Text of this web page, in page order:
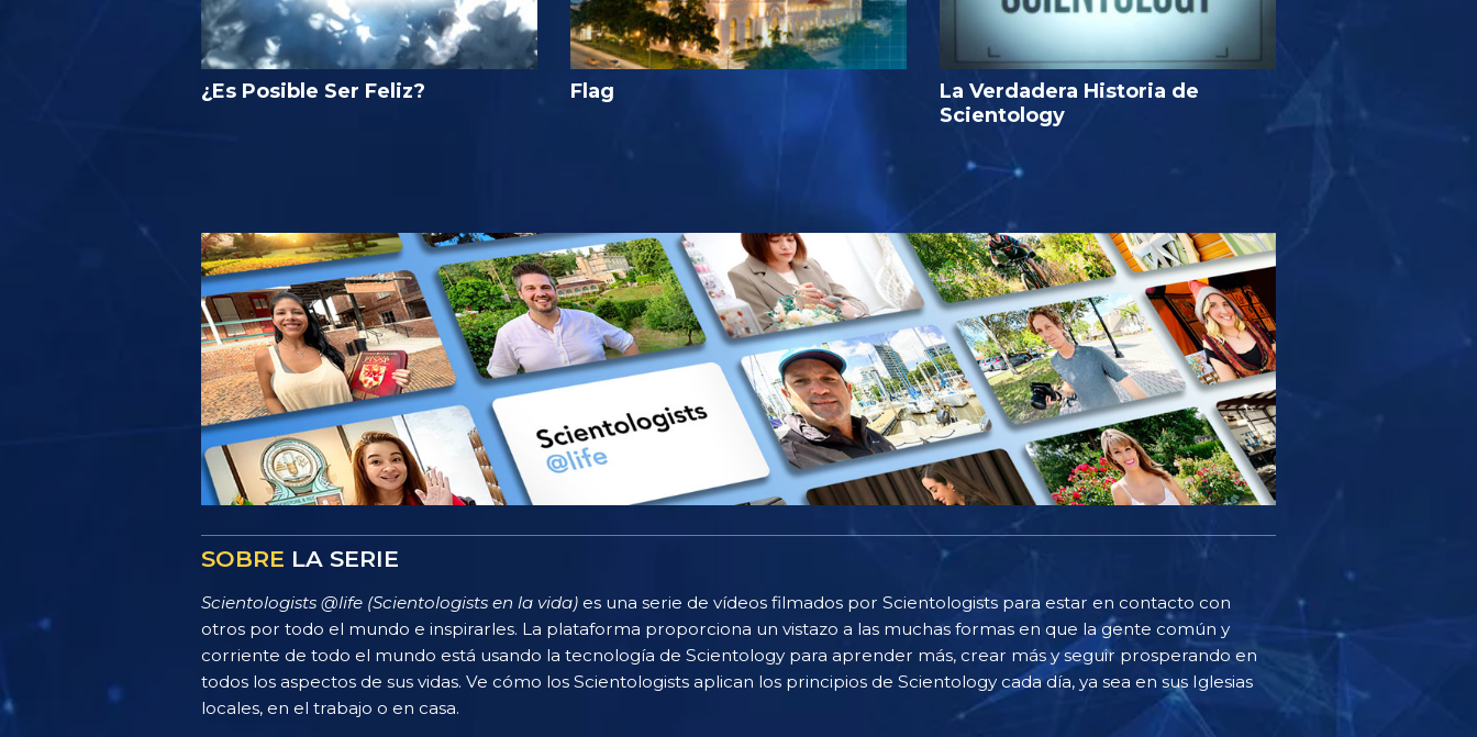
¿Es Posible Ser Feliz? Flag
La Verdadera Historia de
Scientology
SOBRE LA SERIE
Scientologists @life (Scientologists en la vida) es una serie de vídeos filmados por Scientologists para estar en contacto con
otros por todo el mundo e inspirarles. La plataforma proporciona un vistazo a las muchas formas en que la gente común y
corriente de todo el mundo está usando la tecnología de Scientology para aprender más, crear más y seguir prosperando en
todos los aspectos de sus vidas. Ve cómo los Scientologists aplican los principios de Scientology cada día, ya sea en sus Iglesias
locales, en el trabajo o en casa.